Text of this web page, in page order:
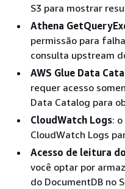
S3 para mostrar
Athena
permissão para
consulta upstream
AWS Glue Data
requer acesso
Data Catalog para
CloudWatch Logs:
CloudWatch Logs
Acesso de leitura
você optar por
do DocumentDB no